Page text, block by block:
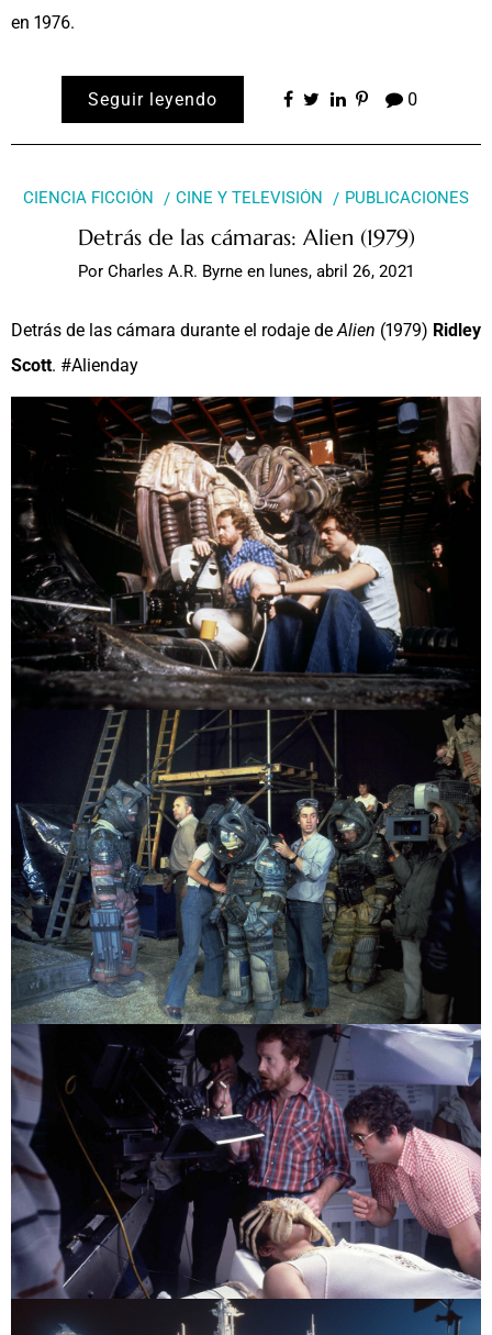
en 1976.
Seguir leyendo 0
CIENCIA FICCIÓN CINE Y TELEVISIÓN PUBLICACIONES
Detrás de las cámaras: Alien (1979)
Por Charles A.R. Byrne en lunes, abril 26, 2021
Detrás de las cámara durante el rodaje deAlien (1979) Ridley
Scott. #Alienday